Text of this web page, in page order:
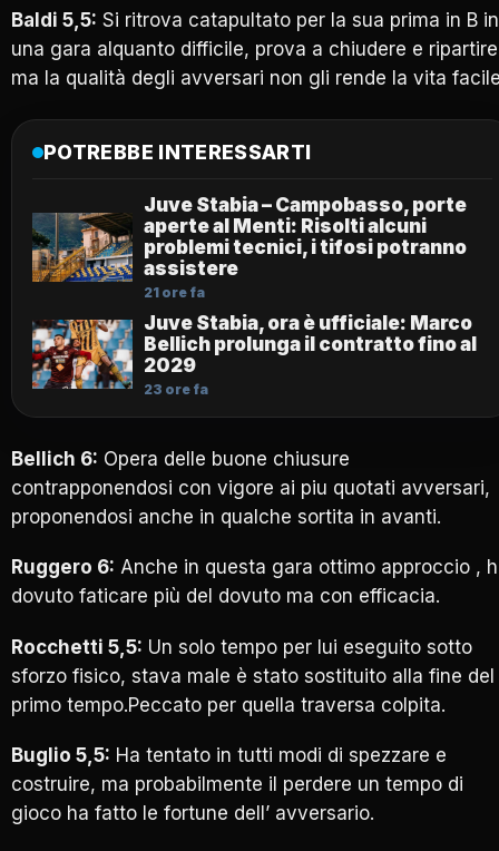
Baldi 5,5: Si ritrova catapultato per la sua prima in B in
una gara alquanto difficile, prova a chiudere e ripartire
ma la qualità degli avversari non gli rende la vita
POTREBBE INTERESSARTI
Juve Stabia – Campobasso, porte
aperte al Menti: Risolti alcuni
problemi tecnici, i tifosi potranno
assistere
21 ore fa
Juve Stabia, ora è ufficiale: Marco
Bellich prolunga il contratto fino al
2029
23 ore fa
Bellich 6: Opera delle buone chiusure
contrapponendosi con vigore ai piu quotati avversari,
proponendosi anche in qualche sortita in avanti.
Ruggero 6: Anche in questa gara ottimo approccio ,
dovuto faticare più del dovuto ma con efficacia.
Rocchetti 5,5: Un solo tempo per lui eseguito sotto
sforzo fisico, stava male è stato sostituito alla fine del
primo tempo.Peccato per quella traversa colpita.
Buglio 5,5: Ha tentato in tutti modi di spezzare e
costruire, ma probabilmente il perdere un tempo di
gioco ha fatto le fortune dell’ avversario.